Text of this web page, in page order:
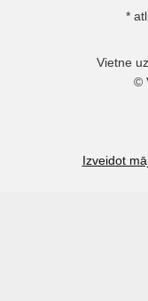
*
Vietne
©
Izveidot